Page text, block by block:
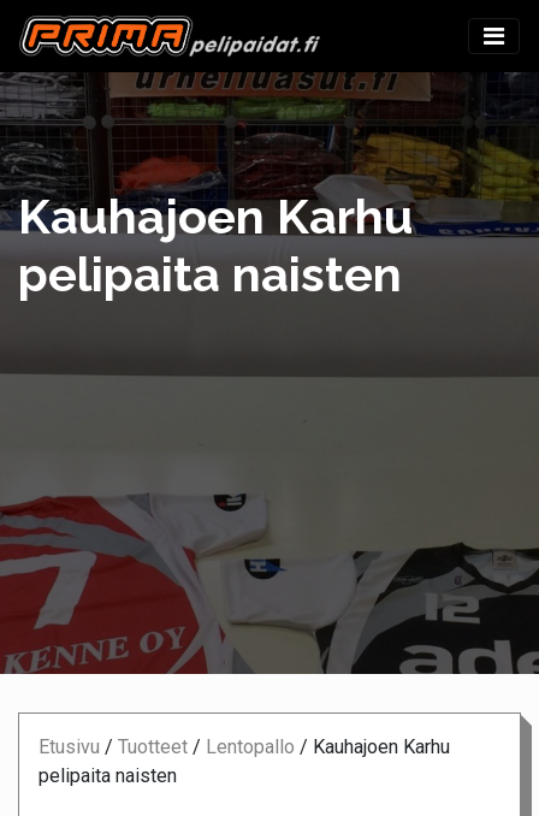
Kauhajoen Karhu
pelipaita naisten
Etusivu / Tuotteet / Lentopallo / Kauhajoen Karhu
pelipaita naisten